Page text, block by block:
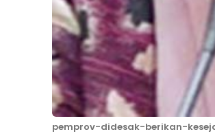
pemprov-didesak-berikan-